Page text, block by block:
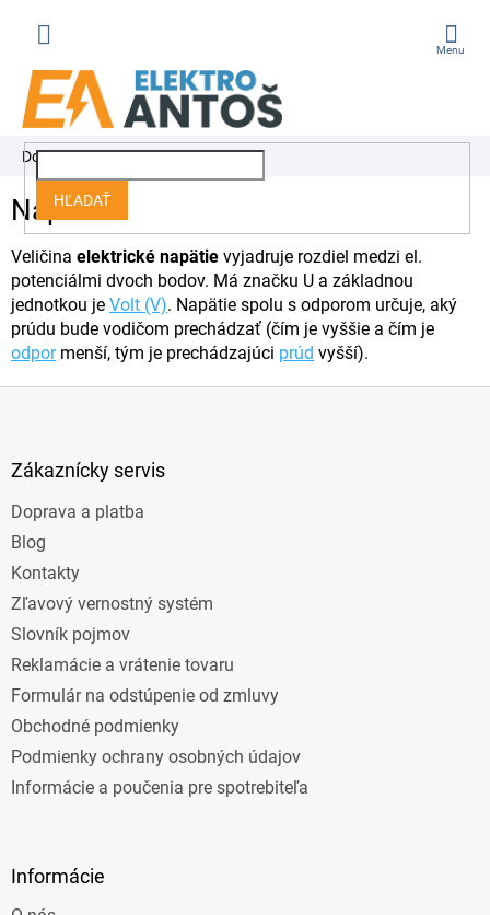
HĽADAŤ
Domov Slovník pojmov Napätie
Napätie
Veličina elektrické napätie vyjadruje rozdiel medzi el.
potenciálmi dvoch bodov. Má značku U a základnou
jednotkou je Volt (V). Napätie spolu s odporom určuje, aký
prúdu bude vodičom prechádzať (čím je vyššie a čím je
odpormenší, tým je prechádzajúci prúd vyšší).
Zákaznícky servis
Doprava a platba
Blog
Kontakty
Zľavový vernostný systém
Slovník pojmov
Reklamácie a vrátenie tovaru
Formulár na odstúpenie od zmluvy
Obchodné podmienky
Podmienky ochrany osobných údajov
Informácie a poučenia pre spotrebiteľa
Informácie